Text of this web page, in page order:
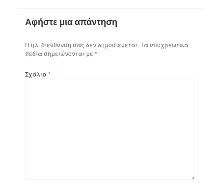
Αφήστε μια απάντηση
Η ηλ. διεύθυνση σας δεν δημοσιεύεται. Τα υποχρεωτικά
πεδία σημειώνονται με *
Σχόλιο *